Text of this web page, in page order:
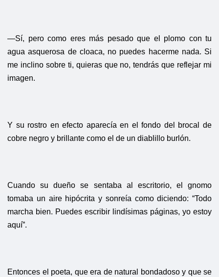
—Sí, pero como eres más pesado que el plomo con tu
agua asquerosa de cloaca, no puedes hacerme nada. Si
me inclino sobre ti, quieras que no, tendrás que reflejar mi
imagen.
Y su rostro en efecto aparecía en el fondo del brocal de
cobre negro y brillante como el de un diablillo burlón.
Cuando su dueño se sentaba al escritorio, el gnomo
tomaba un aire hipócrita y sonreía como diciendo: “Todo
marcha bien. Puedes escribir lindísimas páginas, yo estoy
aquí”.
Entonces el poeta, que era de natural bondadoso y que se